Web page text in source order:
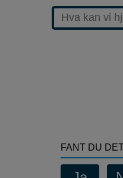
FANT DU